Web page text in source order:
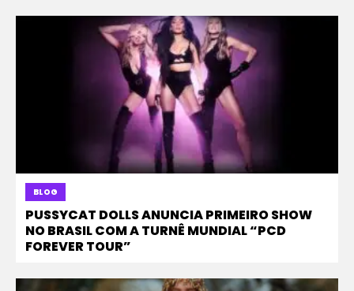
BLOG
PUSSYCAT DOLLS ANUNCIA PRIMEIRO SHOW
NO BRASIL COM A TURNÊ MUNDIAL “PCD
FOREVER TOUR”